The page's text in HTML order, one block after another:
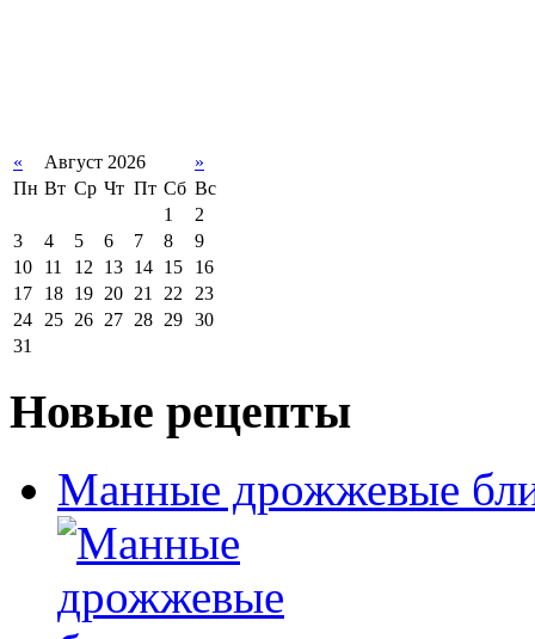
« Август 2026
»
Пн Вт Ср Чт Пт Сб Вс
1
2
3
4 5 6 7 8
9
10
11 12 13 14 15
16
17
18 19 20 21 22 23
24 25 26 27 28 29 30
31
Новые рецепты
Манные дрожжевые